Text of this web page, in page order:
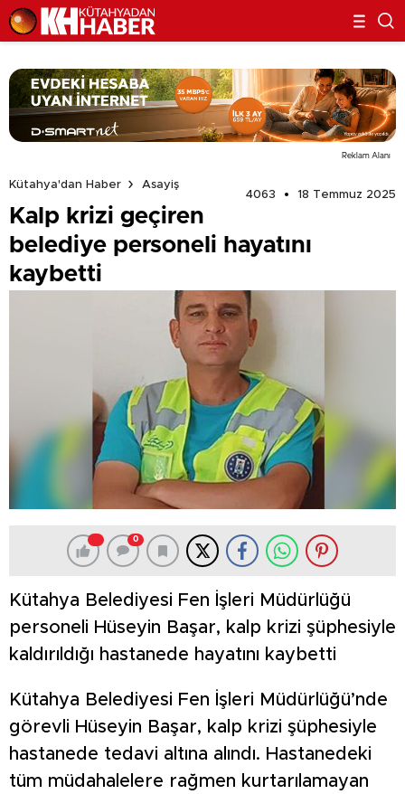
Reklam Alanı
Kütahya'dan Haber
Asayiş
4063
18 Temmuz 2025
Kalp krizi geçiren
belediye personeli hayatını
kaybetti
0
Kütahya Belediyesi Fen İşleri Müdürlüğü
personeli Hüseyin Başar, kalp krizi şüphesiyle
kaldırıldığı hastanede hayatını kaybetti
Kütahya Belediyesi Fen İşleri Müdürlüğü’nde
görevli Hüseyin Başar, kalp krizi şüphesiyle
hastanede tedavi altına alındı. Hastanedeki
tüm müdahalelere rağmen kurtarılamayan